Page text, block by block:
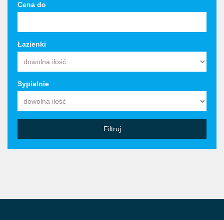
Cena do
Łazienki
Sypialnie
Filtruj